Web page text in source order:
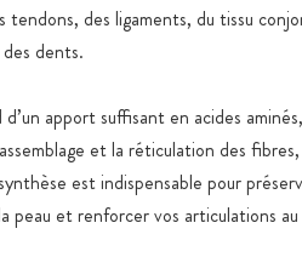
Sucre
raisons
des ligaments, du tissu
dents.
apport suffisant en acides
et la réticulation des
est indispensable pour
peau et renforcer vos articulations